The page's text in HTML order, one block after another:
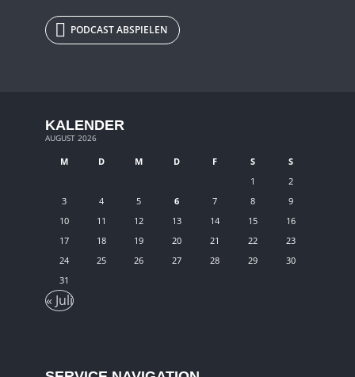
PODCAST ABSPIELEN
KALENDER
AUGUST 2026
M D M D F S
S
1
2
3
4 5 6 7 8
9
10
11 12 13 14 15
16
17
18 19 20 21 22
23
24
25 26 27 28 29
30
31
« Juli